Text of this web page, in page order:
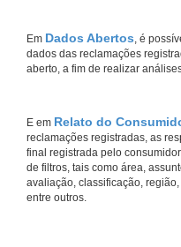
Em Dados Abertos, é
dados das reclamações
aberto, a fim de realizar
E em Relato do
reclamações registradas, as
final registrada pelo
de filtros, tais como área,
avaliação, classificação,
entre outros.